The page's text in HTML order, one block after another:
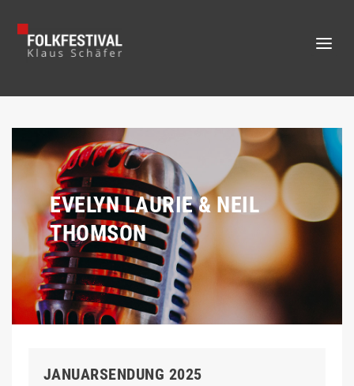
EVELYN LAURIE & NEIL
THOMSON
JANUARSENDUNG 2025